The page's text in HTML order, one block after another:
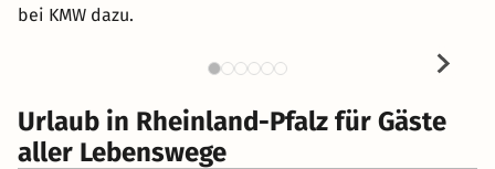
bei KMW dazu.
Urlaub in Rheinland-Pfalz für Gäste
aller Lebenswege